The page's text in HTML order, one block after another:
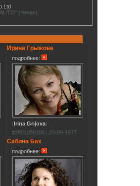
(Чехия)
Ирина Грыжова
подробнее:
(Irina Grijova)
#2001090205 | 23-09-1977
Сабина Бах
подробнее: